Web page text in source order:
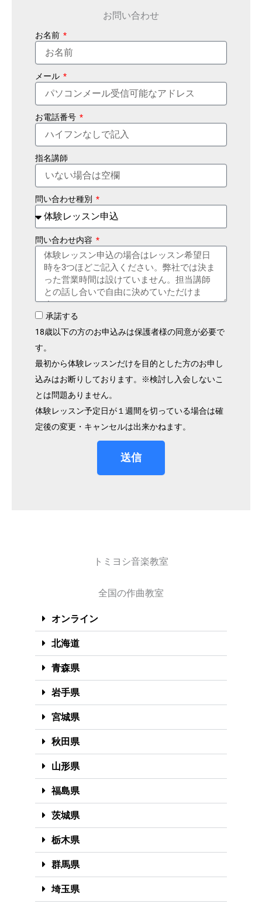
お問い合わせ
お名前
メール
お電話番号
指名講師
問い合わせ種別
問い合わせ内容
承諾する
18歳以下の方のお申込みは保護者様の同意が必要で
す。
最初から体験レッスンだけを目的とした方のお申し
込みはお断りしております。※検討し入会しないこ
とは問題ありません。
体験レッスン予定日が１週間を切っている場合は確
定後の変更・キャンセルは出来かねます。
送信
トミヨシ音楽教室
全国の作曲教室
オンライン
北海道
青森県
岩手県
宮城県
秋田県
山形県
福島県
茨城県
栃木県
群馬県
埼玉県